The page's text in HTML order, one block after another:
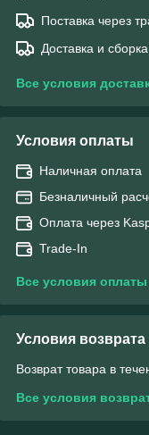
Поставка через
Доставка и
Все условия
Условия оплаты
Наличная оплата
Безналичный
Оплата через
Trade-In
Все условия оплаты
Условия возврата
Возврат товара в
Все условия